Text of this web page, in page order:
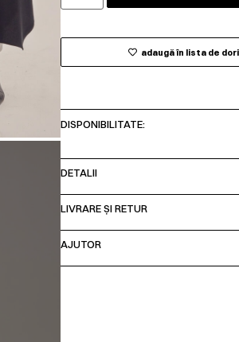
adaugă în lista de
DISPONIBILITATE:
DETALII
LIVRARE ȘI RETUR
AJUTOR